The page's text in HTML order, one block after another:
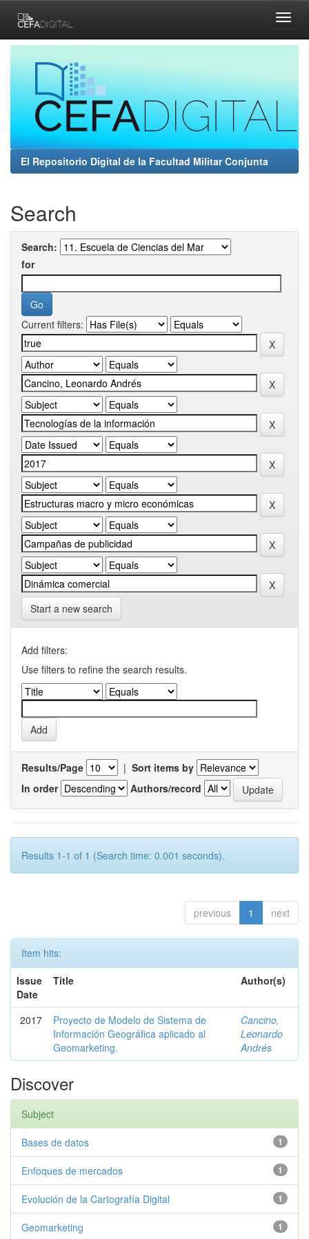
navigation
El Repositorio Digital de la Facultad Militar Conjunta
Search
Search:
for
Current filters:
Start a new search
Add filters:
Use filters to refine the search results.
Results/Page | Sort items by
In order
Authors/record
Results 1-1 of 1 (Search time: 0.001 seconds).
previous 1 next
Item hits:
Issue
Date
Title Author(s)
2017
Proyecto de Modelo de Sistema de
Información Geográfica aplicado al
Geomarketing.
Cancino,
Leonardo
Andrés
Discover
Subject
1
Bases de datos
1
Enfoques de mercados
1
Evolución de la Cartografía Digital
1
Geomarketing